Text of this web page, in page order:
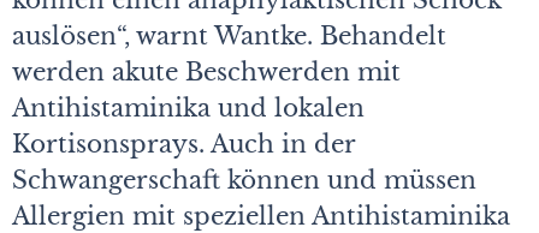
auslösen“, warnt Wantke. Behandelt
werden akute Beschwerden mit
Antihistaminika und lokalen
Kortisonsprays. Auch in der
Schwangerschaft können und müssen
Allergien mit speziellen Antihistaminika